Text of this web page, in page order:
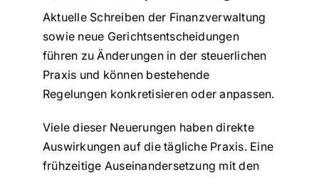
Aktuelle Schreiben der Finanzverwaltung
sowie neue Gerichtsentscheidungen
führen zu Änderungen in der steuerlichen
Praxis und können bestehende
Regelungen konkretisieren oder anpassen.
Viele dieser Neuerungen haben direkte
Auswirkungen auf die tägliche Praxis. Eine
frühzeitige Auseinandersetzung mit den